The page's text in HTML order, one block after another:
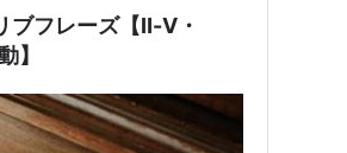
ブフレーズ【Ⅱ-Ⅴ・
】